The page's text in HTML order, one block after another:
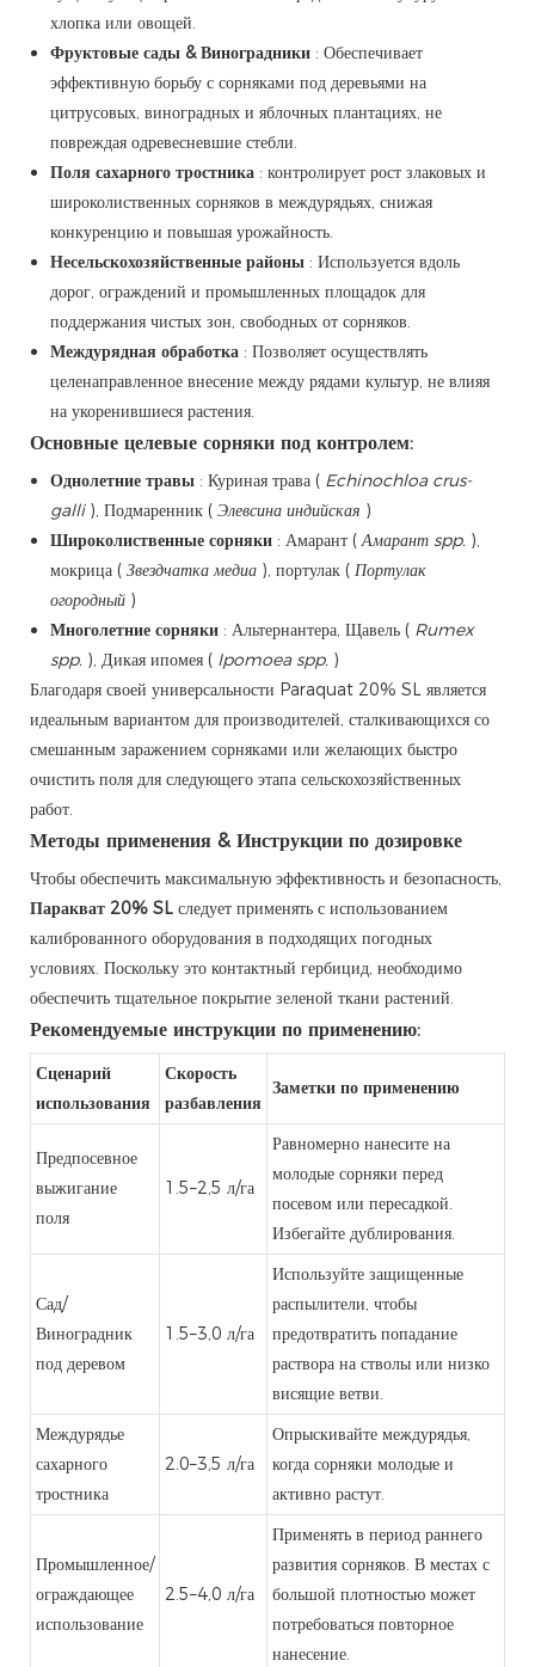
хлопка или овощей.
Фруктовые сады & Виноградники : Обеспечивает
эффективную борьбу с сорняками под деревьями на
цитрусовых, виноградных и яблочных плантациях, не
повреждая одревесневшие стебли.
Поля сахарного тростника : контролирует рост злаковых и
широколиственных сорняков в междурядьях, снижая
конкуренцию и повышая урожайность.
Несельскохозяйственные районы : Используется вдоль
дорог, ограждений и промышленных площадок для
поддержания чистых зон, свободных от сорняков.
Междурядная обработка : Позволяет осуществлять
целенаправленное внесение между рядами культур, не влияя
на укоренившиеся растения.
Основные целевые сорняки под контролем:
Однолетние травы : Куриная трава ( Echinochloa crus-
galli ), Подмаренник ( Элевсина индийская )
Широколиственные сорняки : Амарант (Амарант spp. ),
мокрица ( Звездчатка медиа ), портулак ( Портулак
огородный )
Многолетние сорняки : Альтернантера, Щавель ( Rumex
spp. ), Дикая ипомея ( Ipomoea spp. )
Благодаря своей универсальности Paraquat 20% SL является
идеальным вариантом для производителей, сталкивающихся со
смешанным заражением сорняками или желающих быстро
очистить поля для следующего этапа сельскохозяйственных
работ.
Методы применения & Инструкции по дозировке
Чтобы обеспечить максимальную эффективность и безопасность,
Паракват 20% SL следует применять с использованием
калиброванного оборудования в подходящих погодных
условиях. Поскольку это контактный гербицид, необходимо
обеспечить тщательное покрытие зеленой ткани растений.
Рекомендуемые инструкции по применению:
Сценарий
использования
Скорость
разбавления
Заметки по применению
Предпосевное
выжигание
поля
1.5–2,5 л/га
Равномерно нанесите на
молодые сорняки перед
посевом или пересадкой.
Избегайте дублирования.
Сад/
Виноградник
под деревом
1.5–3,0 л/га
Используйте защищенные
распылители, чтобы
предотвратить попадание
раствора на стволы или низко
висящие ветви.
Междурядье
сахарного
тростника
2.0–3,5 л/га
Опрыскивайте междурядья,
когда сорняки молодые и
активно растут.
Промышленное/
ограждающее
использование
2.5–4,0 л/га
Применять в период раннего
развития сорняков. В местах с
большой плотностью может
потребоваться повторное
нанесение.